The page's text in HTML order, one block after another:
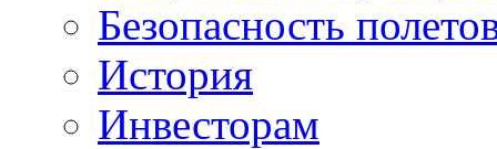
Безопасность
История
Инвесторам